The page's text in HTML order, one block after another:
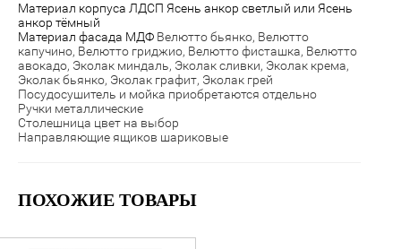
Материал корпуса ЛДСП Ясень анкор светлый или Ясень
анкор тёмный
Материал фасада МДФ Велютто бьянко, Велютто
капучино, Велютто гриджио, Велютто фисташка, Велютто
авокадо, Эколак миндаль, Эколак сливки, Эколак крема,
Эколак бьянко, Эколак графит, Эколак грей
Посудосушитель и мойка приобретаются отдельно
Ручки металлические
Столешница цвет на выбор
Направляющие ящиков шариковые
ПОХОЖИЕ ТОВАРЫ